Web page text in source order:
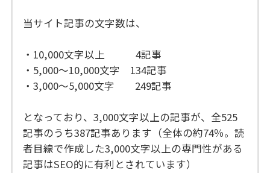
当サイト記事の文字数は、
・10,000文字以上 4記事
・5,000～10,000文字 134記事
・3,000～5,000文字 249記事
となっており、3,000文字以上の記事が、全525
記事のうち387記事あります（全体の約74％。読
者目線で作成した3,000文字以上の専門性がある
記事はSEO的に有利とされています）